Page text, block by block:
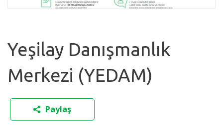
Yeşilay Danışmanlık
Merkezi (YEDAM)
Paylaş